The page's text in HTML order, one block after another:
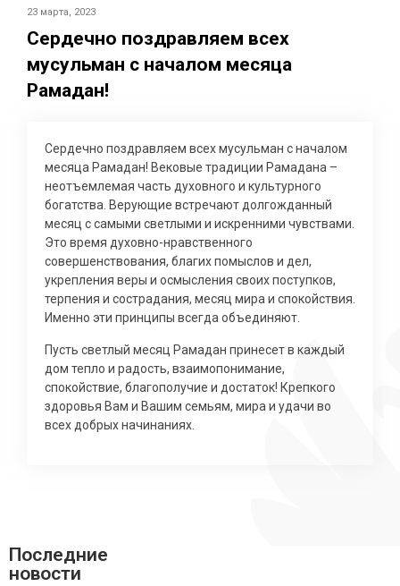
23 марта, 2023
Сердечно поздравляем всех
мусульман с началом месяца
Рамадан!
Сердечно поздравляем всех мусульман с началом
месяца Рамадан! Вековые традиции Рамадана –
неотъемлемая часть духовного и культурного
богатства. Верующие встречают долгожданный
месяц с самыми светлыми и искренними чувствами.
Это время духовно-нравственного
совершенствования, благих помыслов и дел,
укрепления веры и осмысления своих поступков,
терпения и сострадания, месяц мира и спокойствия.
Именно эти принципы всегда объединяют.
Пусть светлый месяц Рамадан принесет в каждый
дом тепло и радость, взаимопонимание,
спокойствие, благополучие и достаток! Крепкого
здоровья Вам и Вашим семьям, мира и удачи во
всех добрых начинаниях.
Последние
новости